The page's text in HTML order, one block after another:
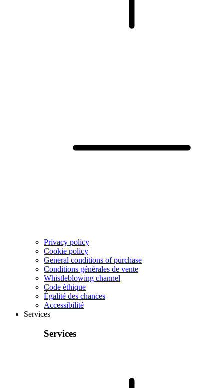
Privacy policy
Cookie policy
General conditions of purchase
Conditions générales de vente
Whistleblowing channel
Code èthique
Égalité des chances
Accessibilité
Services
Services